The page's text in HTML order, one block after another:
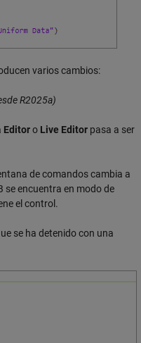
varios cambios:
R2025a)
Editoro Live Editor pasa a ser
de comandos cambia a
se encuentra en modo de
el control.
se ha detenido con una